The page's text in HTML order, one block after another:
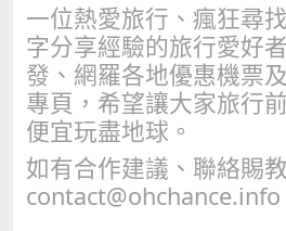
一位熱愛旅行、瘋狂尋
字分享經驗的旅行愛好
發、網羅各地優惠機票
專頁，希望讓大家旅行
便宜玩盡地球。
如有合作建議、聯絡賜
contact@ohchance.info